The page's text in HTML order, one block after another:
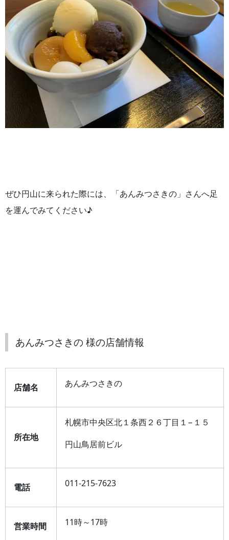
ぜひ円山に来られた際には、「あんみつさきの」さんへ足
を運んでみてください♪
あんみつさきの 様の店舗情報
店舗名 あんみつさきの
所在地
札幌市中央区北１条西２６丁目１−１５
円山鳥居前ビル
電話 011-215-7623
営業時間 11時～17時